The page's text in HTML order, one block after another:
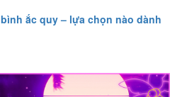
ắc quy – lựa chọn nào dành